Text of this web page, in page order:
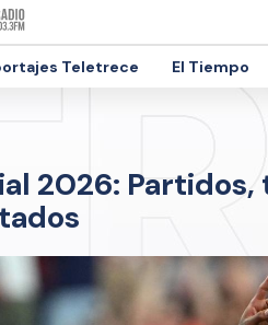
Teletrece El Tiempo
2026: Partidos,